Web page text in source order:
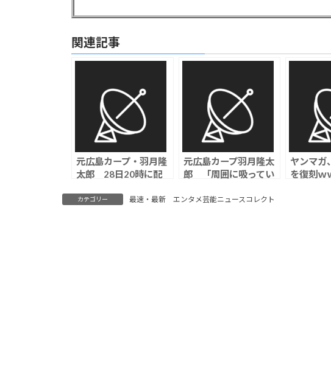
関連記事
元広島カープ・羽月隆
太郎 28日20時に配
ているカープ選手がい
元広島カープ羽月隆太
郎 「周囲に吸ってい
証言、「ゾンビたば
ヤンマガ
を復刻ｗ
カテゴリー 最速・最新 エンタメ芸能ニュースコレクト